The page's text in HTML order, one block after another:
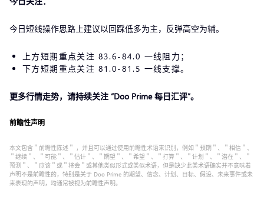
今日短线操作思路上建议以回踩低多为主，反弹高空为辅。
上方短期重点关注 83.6-84.0 一线阻力；
下方短期重点关注 81.0-81.5 一线支撑。
更多行情走势，请持续关注 “Doo Prime 每日汇评”。
前瞻性声明
本文包含＂前瞻性陈述＂ ，并且可以通过使用前瞻性术语来识别，例如＂预期＂、＂相信＂、
＂继续＂、＂可能＂、＂估计＂、＂期望＂、＂希望＂、＂打算＂、＂计划＂、＂潜在＂、＂
预测＂、＂应该＂或＂将会＂或其他类似形式或类似术语，但是缺少此类术语确实并不意味着
声明不是前瞻性的，特别是关于 Doo Prime 的期望、信念、计划、目标、假设、未来事件或未
来表现的声明，均通常被视为前瞻性声明。